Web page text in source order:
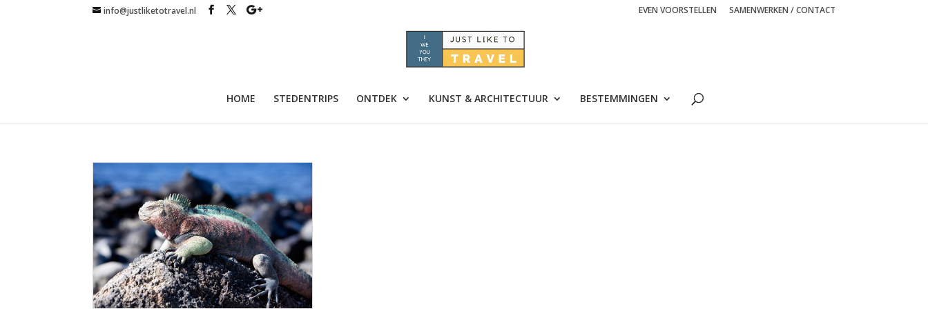
info@justliketotravel.nl EVEN VOORSTELLEN SAMENWERKEN / CONTACT
HOME STEDENTRIPS ONTDEK KUNST & ARCHITECTUUR BESTEMMINGEN